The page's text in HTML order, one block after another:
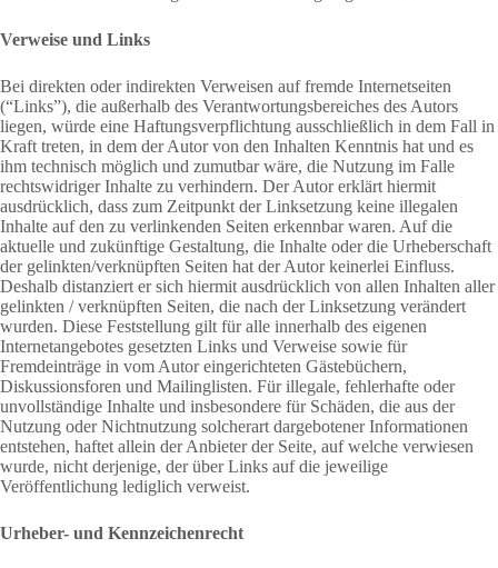
Verweise und Links
Bei direkten oder indirekten Verweisen auf fremde Internetseiten
(“Links”), die außerhalb des Verantwortungsbereiches des Autors
liegen, würde eine Haftungsverpflichtung ausschließlich in dem Fall in
Kraft treten, in dem der Autor von den Inhalten Kenntnis hat und es
ihm technisch möglich und zumutbar wäre, die Nutzung im Falle
rechtswidriger Inhalte zu verhindern. Der Autor erklärt hiermit
ausdrücklich, dass zum Zeitpunkt der Linksetzung keine illegalen
Inhalte auf den zu verlinkenden Seiten erkennbar waren. Auf die
aktuelle und zukünftige Gestaltung, die Inhalte oder die Urheberschaft
der gelinkten/verknüpften Seiten hat der Autor keinerlei Einfluss.
Deshalb distanziert er sich hiermit ausdrücklich von allen Inhalten aller
gelinkten / verknüpften Seiten, die nach der Linksetzung verändert
wurden. Diese Feststellung gilt für alle innerhalb des eigenen
Internetangebotes gesetzten Links und Verweise sowie für
Fremdeinträge in vom Autor eingerichteten Gästebüchern,
Diskussionsforen und Mailinglisten. Für illegale, fehlerhafte oder
unvollständige Inhalte und insbesondere für Schäden, die aus der
Nutzung oder Nichtnutzung solcherart dargebotener Informationen
entstehen, haftet allein der Anbieter der Seite, auf welche verwiesen
wurde, nicht derjenige, der über Links auf die jeweilige
Veröffentlichung lediglich verweist.
Urheber- und Kennzeichenrecht